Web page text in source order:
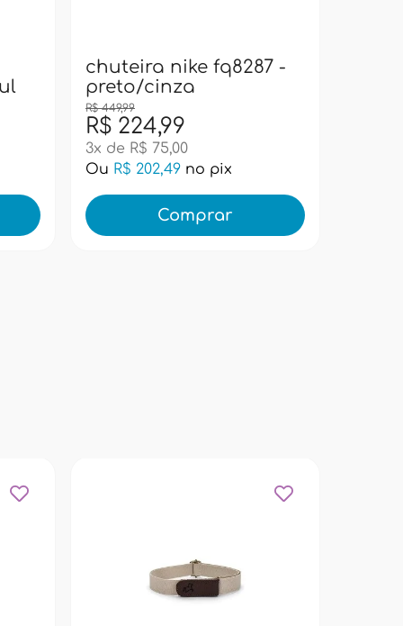
chuteira nike fq8287 -
preto/cinza
R$ 224,99
R$ 449,99
3x de R$ 75,00
Ou R$ 202,49 no pix
Comprar